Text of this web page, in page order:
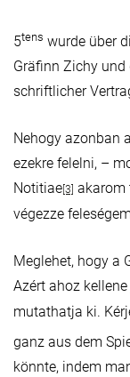
5tens wurde über
Gräfinn Zichy
schriftlicher
Nehogy azonban
ezekre felelni, –
Notitiae [3] akarom
végezze
Meglehet, hogy a
Azért ahoz
mutathatja ki.
ganz aus dem
könnte, indem